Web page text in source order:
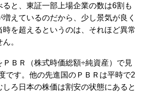
と、東証一部上場企業の数は6割も
えているのだから、少し景気が良く
を超えるというのは、それほど異常
。
ＢＲ（株式時価総額÷純資産）で見
です。他の先進国のＰＢＲは平時で2
ろ日本の株価は割安の状態にあると